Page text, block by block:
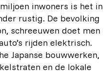
inwoners is het in
rustig. De bevolking
schreeuwen doet men
rijden elektrisch.
Japanse bouwwerken,
en de lokale